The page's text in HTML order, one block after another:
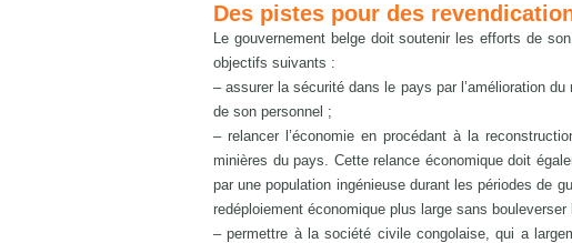
Des pistes pour des
Le gouvernement belge doit soutenir les efforts de
objectifs suivants :
– assurer la sécurité dans le pays par l’amélioration
de son personnel ;
– relancer l’économie en procédant à la
minières du pays. Cette relance économique doit
par une population ingénieuse durant les périodes de
redéploiement économique plus large sans
– permettre à la société civile congolaise, qui a